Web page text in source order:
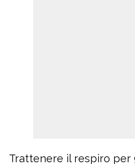
Trattenere il respiro per